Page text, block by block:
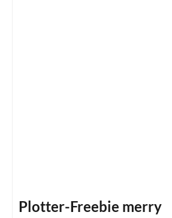
Plotter-Freebie merry